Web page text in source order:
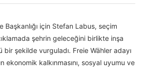
Başkanlığı için Stefan Labus, seçim
şehrin geleceğini birlikte inşa
bir şekilde vurguladı. Freie Wähler adayı
ekonomik kalkınmasını, sosyal uyumu ve